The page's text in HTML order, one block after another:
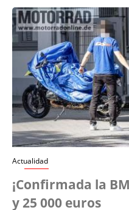
Actualidad
¡Confirmada la
y 25 000 euros